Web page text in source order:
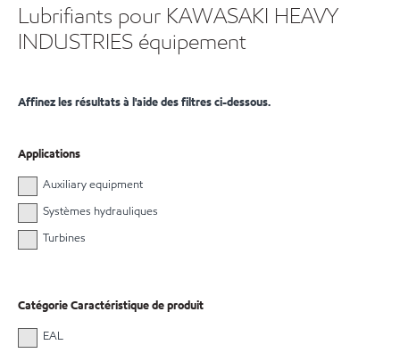
Lubrifiants pour KAWASAKI HEAVY
INDUSTRIES équipement
Affinez les résultats à l'aide des filtres ci-dessous.
Applications
Auxiliary equipment
Systèmes hydrauliques
Turbines
Catégorie Caractéristique de produit
EAL